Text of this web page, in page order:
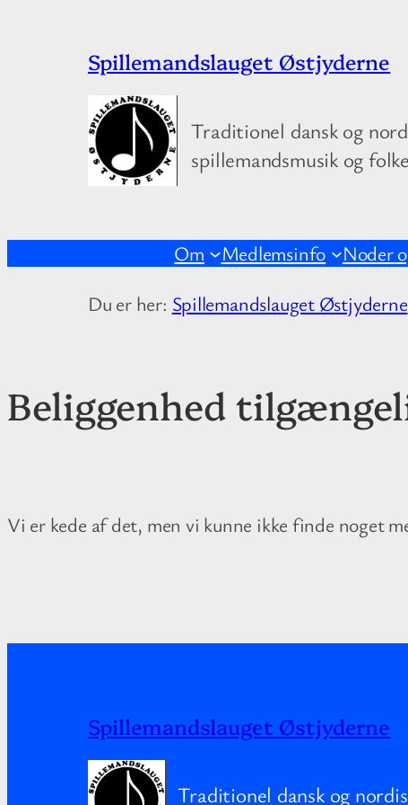
Spillemandslauget Østjyderne
Traditionel dansk og
spillemandsmusik og
Om Medlemsinfo Noder
Du er her: Spillemandslauget Østjyderne
Beliggenhed
Vi er kede af det, men vi kunne ikke finde noget
Spillemandslauget Østjyderne
Traditionel dansk og